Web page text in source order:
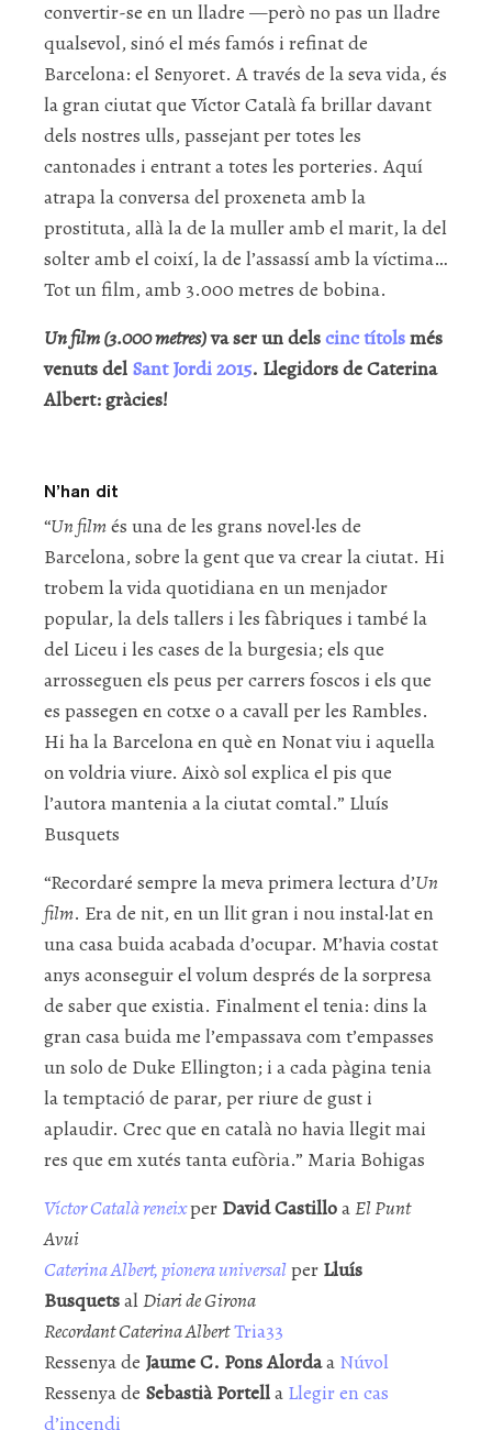
convertir-se en un lladre —però no pas un lladre
qualsevol, sinó el més famós i refinat de
Barcelona: el Senyoret. A través de la seva vida, és
la gran ciutat que Víctor Català fa brillar davant
dels nostres ulls, passejant per totes les
cantonades i entrant a totes les porteries. Aquí
atrapa la conversa del proxeneta amb la
prostituta, allà la de la muller amb el marit, la del
solter amb el coixí, la de l’assassí amb la víctima…
Tot un film, amb 3.000 metres de bobina.
Un film (3.000 metres)va ser un delscinc títolsmés
venuts del Sant Jordi 2015. Llegidors de Caterina
Albert: gràcies!
N’han dit
“Un filmés una de les grans novel·les de
Barcelona, sobre la gent que va crear la ciutat. Hi
trobem la vida quotidiana en un menjador
popular, la dels tallers i les fàbriques i també la
del Liceu i les cases de la burgesia; els que
arrosseguen els peus per carrers foscos i els que
es passegen en cotxe o a cavall per les Rambles.
Hi ha la Barcelona en què en Nonat viu i aquella
on voldria viure. Això sol explica el pis que
l’autora mantenia a la ciutat comtal.” Lluís
Busquets
“Recordaré sempre la meva primera lectura d’Un
film. Era de nit, en un llit gran i nou instal·lat en
una casa buida acabada d’ocupar. M’havia costat
anys aconseguir el volum després de la sorpresa
de saber que existia. Finalment el tenia: dins la
gran casa buida me l’empassava com t’empasses
un solo de Duke Ellington; i a cada pàgina tenia
la temptació de parar, per riure de gust i
aplaudir. Crec que en català no havia llegit mai
res que em xutés tanta eufòria.” Maria Bohigas
Víctor Català reneixper David CastilloaEl Punt
Avui
Caterina Albert, pionera universalper Lluís
BusquetsalDiari de Girona
Recordant Caterina AlbertTria33
Ressenya de Jaume C. Pons Alordaa Núvol
Ressenya de Sebastià Portella Llegir en cas
d’incendi